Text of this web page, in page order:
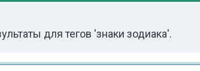
для тегов 'знаки зодиака'.